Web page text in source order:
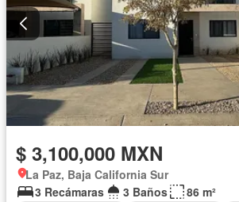
$ 3,100,000 MXN
La Paz, Baja California Sur
3 Recámaras
3 Baños
86 m²